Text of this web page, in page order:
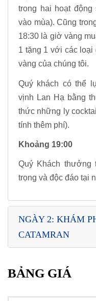
trong hai hoạt
vào mùa). Cũng
18:30 là giờ vàng
1 tặng 1 với các loại
vàng của chúng tôi.
Quý khách có thể
vịnh Lan Hạ bằng
thức những ly
tính thêm phí).
Khoảng 19:00
Quý Khách thưởng
trọng và độc đáo tại
NGÀY 2: KHÁM
CATAMRAN
BẢNG GIÁ